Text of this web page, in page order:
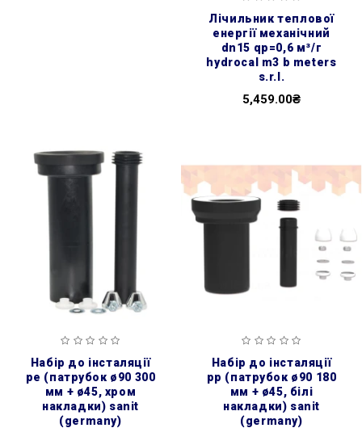
лічильник теплової
енергії механічний
dn15 qp=0,6 м³/г
hydrocal m3 b meters
s.r.l.
5,459.00₴
набір до інсталяції
pe (патрубок ø90 300
мм + ø45, хром
накладки) sanit
(germany)
набір до інсталяції
pp (патрубок ø90 180
мм + ø45, білі
накладки) sanit
(germany)